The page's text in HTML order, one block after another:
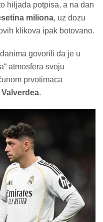
hiljada potpisa, a na dan
miliona, uz dozu
klikova ipak botovano.
govorili da je u
atmosfera svoju
prvotimaca
Valverdea.